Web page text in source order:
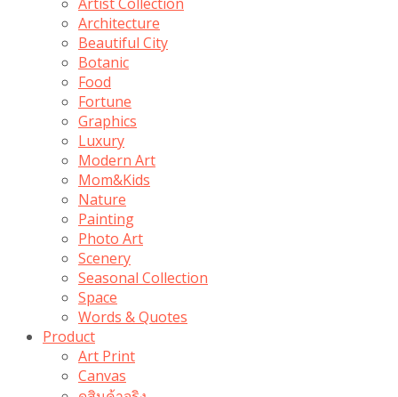
Architecture
Beautiful City
Botanic
Food
Fortune
Graphics
Luxury
Modern Art
Mom&Kids
Nature
Painting
Photo Art
Scenery
Seasonal Collection
Space
Words & Quotes
Product
Art Print
Canvas